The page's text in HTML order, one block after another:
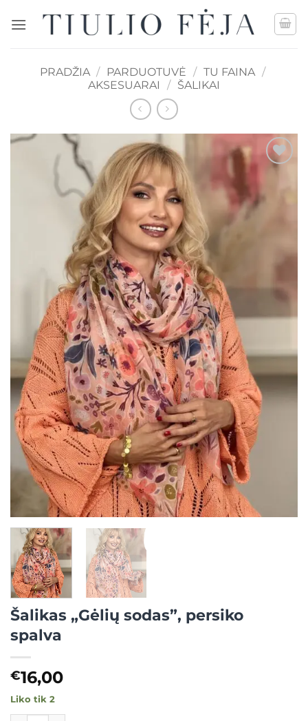
PRADŽIA / PARDUOTUVĖ / TU FAINA /
AKSESUARAI
/ ŠALIKAI
Mėgstamiausias
Šalikas „Gėlių sodas”, persiko
spalva
€16,00
Liko tik 2